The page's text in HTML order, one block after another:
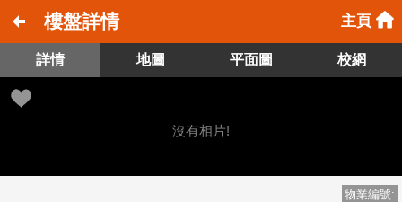
樓盤詳情 主頁
詳情 地圖 平面圖 校網
沒有相片!
物業編號: